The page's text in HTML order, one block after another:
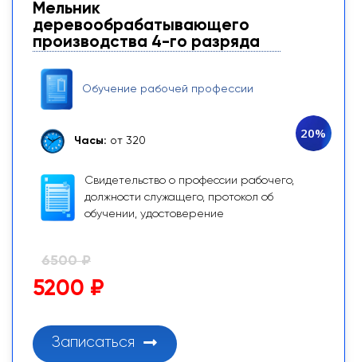
Мельник
деревообрабатывающего
производства 4-го разряда
Обучение рабочей профессии
Часы: от 320
Свидетельство о профессии рабочего,
должности служащего, протокол об
обучении, удостоверение
20%
6500 ₽
5200 ₽
Записаться